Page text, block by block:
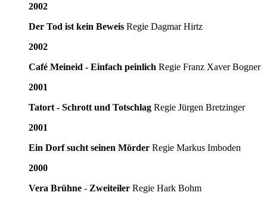
2002
Der Tod ist kein Beweis Regie Dagmar Hirtz
2002
Café Meineid - Einfach peinlich Regie Franz Xaver Bogner
2001
Tatort - Schrott und Totschlag Regie Jürgen Bretzinger
2001
Ein Dorf sucht seinen Mörder Regie Markus Imboden
2000
Vera Brühne - Zweiteiler Regie Hark Bohm